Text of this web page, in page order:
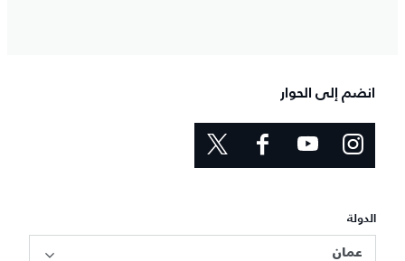
انضم إلى الحوار
الدولة
عمان